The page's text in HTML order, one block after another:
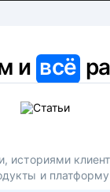
ивсё
историями
и